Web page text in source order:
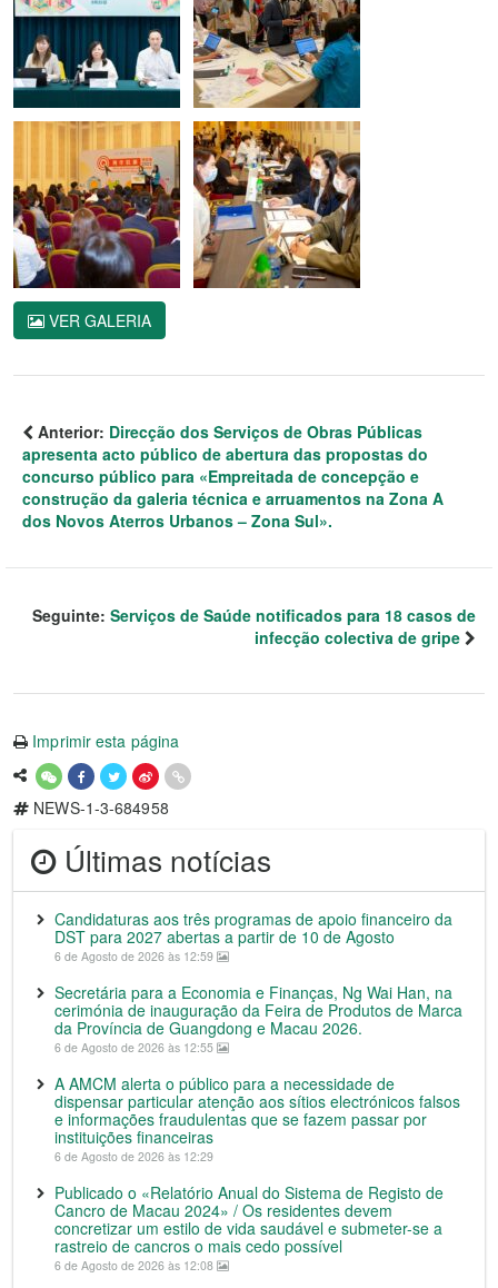
VER GALERIA
Anterior: Direcção dos Serviços de Obras Públicas
apresenta acto público de abertura das propostas do
concurso público para «Empreitada de concepção e
construção da galeria técnica e arruamentos na Zona A
dos Novos Aterros Urbanos – Zona Sul».
Seguinte: Serviços de Saúde notificados para 18 casos de
infecção colectiva de gripe
Imprimir esta página
NEWS-1-3-684958
Últimas notícias
Candidaturas aos três programas de apoio financeiro da
DST para 2027 abertas a partir de 10 de Agosto
6 de Agosto de 2026 às 12:59
Secretária para a Economia e Finanças, Ng Wai Han, na
cerimónia de inauguração da Feira de Produtos de Marca
da Província de Guangdong e Macau 2026.
6 de Agosto de 2026 às 12:55
A AMCM alerta o público para a necessidade de
dispensar particular atenção aos sítios electrónicos falsos
e informações fraudulentas que se fazem passar por
instituições financeiras
6 de Agosto de 2026 às 12:29
Publicado o «Relatório Anual do Sistema de Registo de
Cancro de Macau 2024» / Os residentes devem
concretizar um estilo de vida saudável e submeter-se a
rastreio de cancros o mais cedo possível
6 de Agosto de 2026 às 12:08